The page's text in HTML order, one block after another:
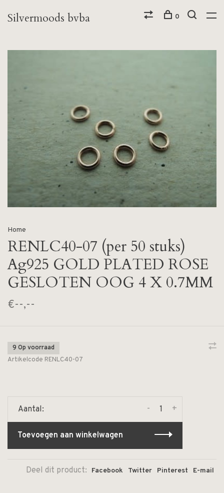
Silvermoods bvba 0
Home
RENLC40-07 (per 50 stuks)
Ag925 GOLD PLATED ROSE
GESLOTEN OOG 4 X 0.7MM
€--,--
9 Op voorraad
Artikelcode RENLC40-07
Aantal: +
-
Toevoegen aan winkelwagen
Deel dit product: Facebook Twitter Pinterest E-mail